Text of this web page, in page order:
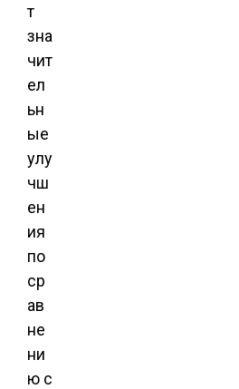
т
зна
чит
ел
ьн
ые
улу
чш
ен
ия
по
ср
ав
не
ни
ю с